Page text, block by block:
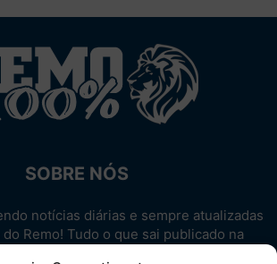
SOBRE NÓS
notícias diárias e sempre atualizadas
Remo! Tudo o que sai publicado na